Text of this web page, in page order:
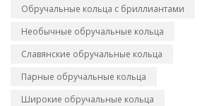
Обручальные кольца с бриллиантами
Необычные обручальные кольца
Славянские обручальные кольца
Парные обручальные кольца
Широкие обручальные кольца